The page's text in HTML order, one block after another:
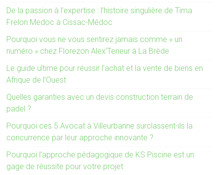
De la passion à l’expertise : l’histoire singulière de Tima
Frelon Medoc à Cissac-Médoc
Pourquoi vous ne vous sentirez jamais comme « un
numéro » chez Florezon Alex’Terieur à La Brède
Le guide ultime pour réussir l’achat et la vente de biens en
Afrique de l’Ouest
Quelles garanties avec un devis construction terrain de
padel ?
Pourquoi ces 5 Avocat à Villeurbanne surclassent-ils la
concurrence par leur approche innovante ?
Pourquoi l’approche pédagogique de KS Piscine est un
gage de réussite pour votre projet